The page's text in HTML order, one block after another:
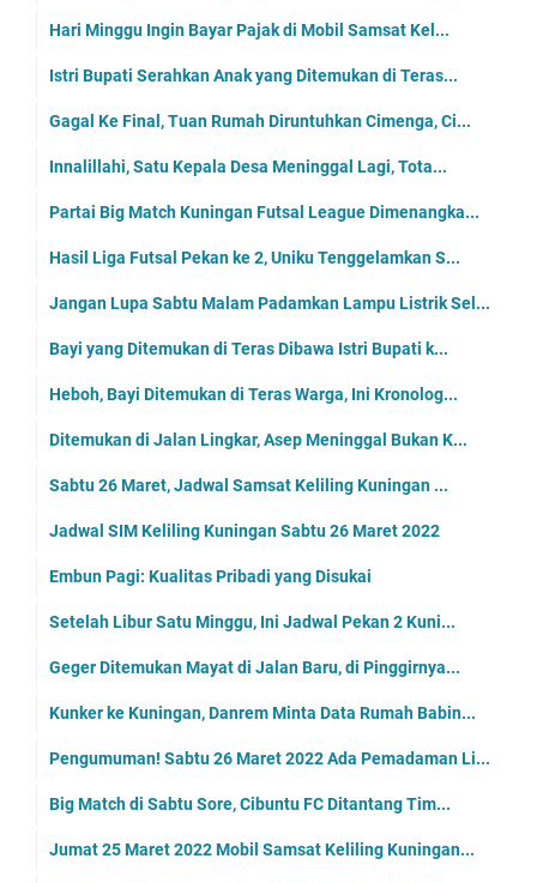
Hari Minggu Ingin Bayar Pajak di Mobil Samsat Kel...
Istri Bupati Serahkan Anak yang Ditemukan di Teras...
Gagal Ke Final, Tuan Rumah Diruntuhkan Cimenga, Ci...
Innalillahi, Satu Kepala Desa Meninggal Lagi, Tota...
Partai Big Match Kuningan Futsal League Dimenangka...
Hasil Liga Futsal Pekan ke 2, Uniku Tenggelamkan S...
Jangan Lupa Sabtu Malam Padamkan Lampu Listrik Sel...
Bayi yang Ditemukan di Teras Dibawa Istri Bupati k...
Heboh, Bayi Ditemukan di Teras Warga, Ini Kronolog...
Ditemukan di Jalan Lingkar, Asep Meninggal Bukan K...
Sabtu 26 Maret, Jadwal Samsat Keliling Kuningan ...
Jadwal SIM Keliling Kuningan Sabtu 26 Maret 2022
Embun Pagi: Kualitas Pribadi yang Disukai
Setelah Libur Satu Minggu, Ini Jadwal Pekan 2 Kuni...
Geger Ditemukan Mayat di Jalan Baru, di Pinggirnya...
Kunker ke Kuningan, Danrem Minta Data Rumah Babin...
Pengumuman! Sabtu 26 Maret 2022 Ada Pemadaman Li...
Big Match di Sabtu Sore, Cibuntu FC Ditantang Tim...
Jumat 25 Maret 2022 Mobil Samsat Keliling Kuningan...